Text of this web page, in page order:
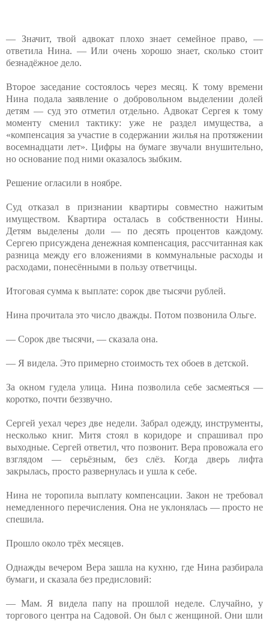
— Значит, твой адвокат плохо знает семейное право, —
ответила Нина. — Или очень хорошо знает, сколько стоит
безнадёжное дело.
Второе заседание состоялось через месяц. К тому времени
Нина подала заявление о добровольном выделении долей
детям — суд это отметил отдельно. Адвокат Сергея к тому
моменту сменил тактику: уже не раздел имущества, а
«компенсация за участие в содержании жилья на протяжении
восемнадцати лет». Цифры на бумаге звучали внушительно,
но основание под ними оказалось зыбким.
Решение огласили в ноябре.
Суд отказал в признании квартиры совместно нажитым
имуществом. Квартира осталась в собственности Нины.
Детям выделены доли — по десять процентов каждому.
Сергею присуждена денежная компенсация, рассчитанная как
разница между его вложениями в коммунальные расходы и
расходами, понесёнными в пользу ответчицы.
Итоговая сумма к выплате: сорок две тысячи рублей.
Нина прочитала это число дважды. Потом позвонила Ольге.
— Сорок две тысячи, — сказала она.
— Я видела. Это примерно стоимость тех обоев в детской.
За окном гудела улица. Нина позволила себе засмеяться —
коротко, почти беззвучно.
Сергей уехал через две недели. Забрал одежду, инструменты,
несколько книг. Митя стоял в коридоре и спрашивал про
выходные. Сергей ответил, что позвонит. Вера провожала его
взглядом — серьёзным, без слёз. Когда дверь лифта
закрылась, просто развернулась и ушла к себе.
Нина не торопила выплату компенсации. Закон не требовал
немедленного перечисления. Она не уклонялась — просто не
спешила.
Прошло около трёх месяцев.
Однажды вечером Вера зашла на кухню, где Нина разбирала
бумаги, и сказала без предисловий:
— Мам. Я видела папу на прошлой неделе. Случайно, у
торгового центра на Садовой. Он был с женщиной. Они шли